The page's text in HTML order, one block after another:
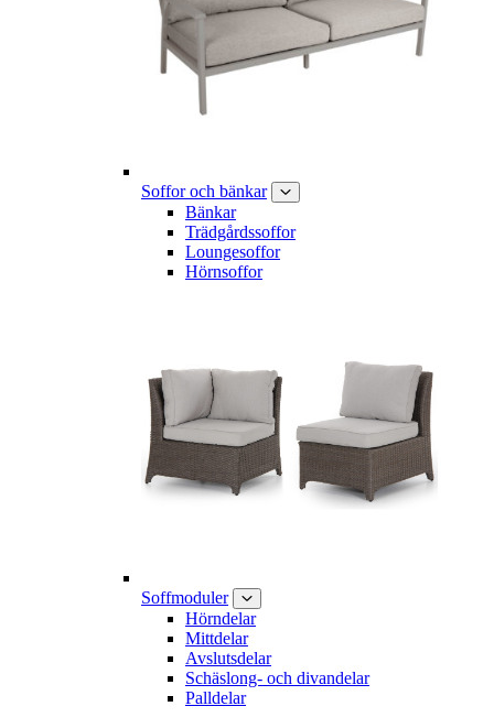
Soffor och bänkar
Bänkar
Trädgårdssoffor
Loungesoffor
Hörnsoffor
Soffmoduler
Hörndelar
Mittdelar
Avslutsdelar
Schäslong- och divandelar
Palldelar